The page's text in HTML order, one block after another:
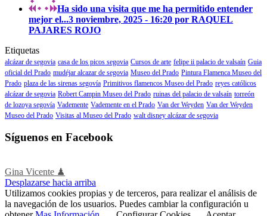
Ha sido una visita que me ha permitido entender
mejor el...3 noviembre, 2025 - 16:20 por RAQUEL
PAJARES ROJO
Etiquetas
alcázar de segovia casa de los picos segovia Cursos de arte felipe ii palacio de valsaín Guia
oficial del Prado mudéjar alcazar de segovia Museo del Prado Pintura Flamenca Museo del
Prado plaza de las sirenas segovía Primitivos flamencos Museo del Prado reyes católicos
alcázar de segovia Robert Campin Museo del Prado ruinas del palacio de valsaín torreón
de lozoya segovía Vademente Vademente en el Prado Van der Weyden Van der Weyden
Museo del Prado Visitas al Museo del Prado walt disney alcázar de segovia
Síguenos en Facebook
Gina Vicente ♟
Desplazarse hacia arriba
Utilizamos cookies propias y de terceros, para realizar el análisis de
la navegación de los usuarios. Puedes cambiar la configuración u